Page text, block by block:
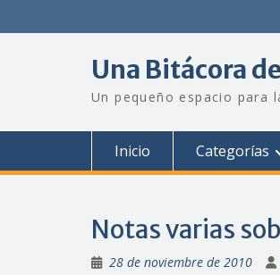
Una Bitácora
Un pequeño espacio para
Inicio Categorías
Notas varias
28 de noviembre de 2010